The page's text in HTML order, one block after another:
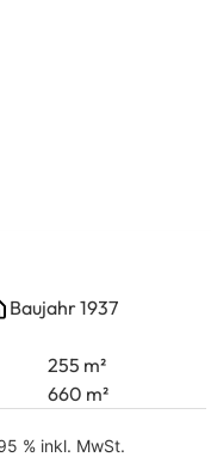
Baujahr1937
255 m²
660 m²
% inkl. MwSt.